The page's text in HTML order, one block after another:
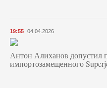
19:55 04.04.2026
Антон Алиханов допустил
импортозамещенного